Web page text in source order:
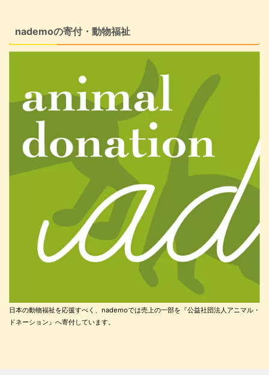
nademoの寄付・動物福祉
日本の動物福祉を応援すべく、nademoでは売上の一部を『公益社団法人アニマル・
ドネーション』へ寄付しています。